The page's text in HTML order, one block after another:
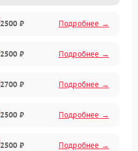
2500 ₽ Подробнее →
2500 ₽ Подробнее →
2700 ₽ Подробнее →
2500 ₽ Подробнее →
2500 ₽ Подробнее →